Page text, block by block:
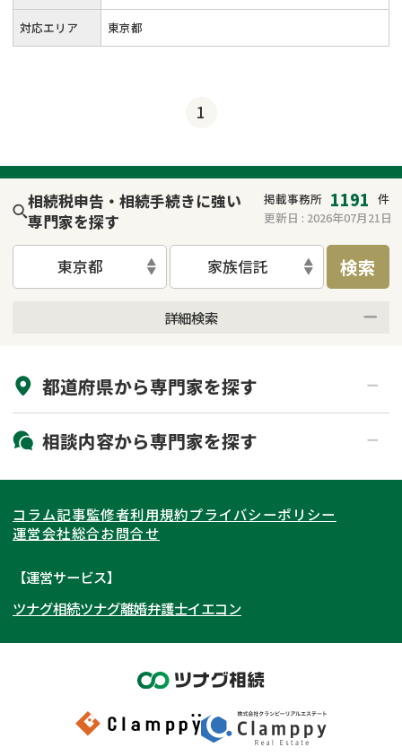
対応エリア 東京都
1
相続税申告・相続手続きに強い
専門家を探す
掲載事務所 1191 件
更新日 : 2026年07月21日
東京都 家族信託 検索
詳細検索
初回相談無料
土日祝の相談可能
都道府県から専門家を探す
北海道・東北
北海道 青森県
岩手県 宮城県
秋田県
福島県
関東
東京都 神奈川県
埼玉県
茨城県 群馬県
東海
愛知県
岐阜県 山梨県
関西
大阪府 京都府
奈良県
和歌山県
北陸・甲信越
石川県
富山県
岡山県
九州・沖縄
相談内容から専門家を探す
相続登記
遺産分割
相続手続き
家族信託
成年後見・任意後見
相続財産調査
不動産評価(相続不動産)
相続トラブル
コラム記事監修者利用規約プライバシーポリシー
運営会社総合お問合せ
【運営サービス】
ツナグ相続ツナグ離婚弁護士イエコン